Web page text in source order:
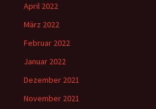
April 2022
März 2022
Februar 2022
Januar 2022
Dezember 2021
November 2021